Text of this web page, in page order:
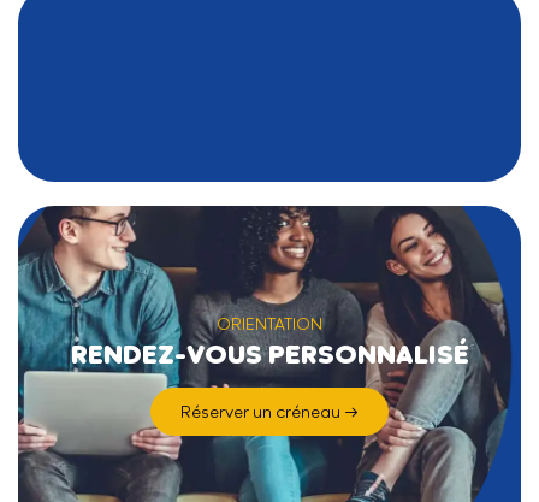
ORIENTATION
RENDEZ-VOUS PERSONNALISÉ
Réserver un créneau →